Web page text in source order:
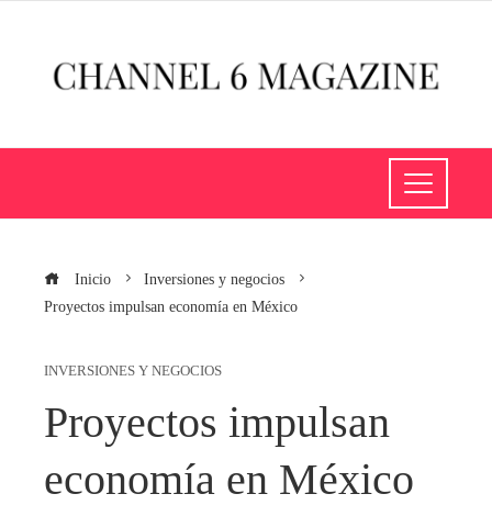
Inicio
Inversiones y negocios
Proyectos impulsan economía en México
INVERSIONES Y NEGOCIOS
Proyectos impulsan
economía en México